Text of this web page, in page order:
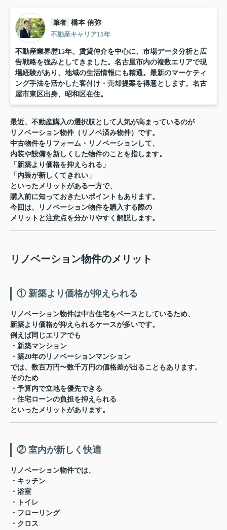
筆者 橋本 侑弥
不動産キャリア15年
不動産業界歴15年。賃貸仲介を中心に、市場データ分析と広
告戦略を強みとしてきました。名古屋市内の複数エリアで現
場経験があり、地域の生活情報にも精通。最新のマーケティ
ング手法を活かした客付け・売却提案を得意とします。名古
屋市東区出身、昭和区在住。
最近、不動産購入の選択肢として人気が高まっているのが
リノベーション物件（リノベ済み物件）です。
中古物件をリフォーム・リノベーションして、
内装や設備を新しくした物件のことを指します。
「新築より価格を抑えられる」
「内装が新しくてきれい」
といったメリットがある一方で、
購入前に知っておきたいポイントもあります。
今回は、リノベーション物件を購入する際の
メリットと注意点を分かりやすく解説します。
リノベーション物件のメリット
① 新築より価格が抑えられる
リノベーション物件は中古住宅をベースとしているため、
新築より価格が抑えられるケースが多いです。
例えば同じエリアでも
・新築マンション
・築20年のリノベーションマンション
では、数百万円〜数千万円の価格差が出ることもあります。
そのため
・予算内で立地を優先できる
・住宅ローンの負担を抑えられる
といったメリットがあります。
② 室内が新しく快適
リノベーション物件では、
・キッチン
・浴室
・トイレ
・フローリング
・クロス